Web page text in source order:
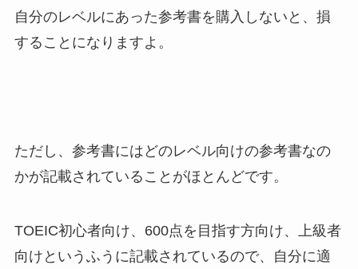
自分のレベルにあった参考書を購入しないと、損
することになりますよ。
ただし、参考書にはどのレベル向けの参考書なの
かが記載されていることがほとんどです。
TOEIC初心者向け、600点を目指す方向け、上級者
向けというふうに記載されているので、自分に適